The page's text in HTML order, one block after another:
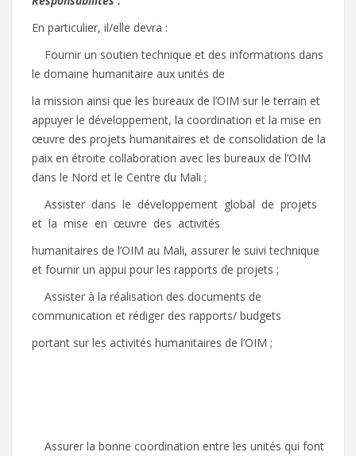
En particulier, il/elle devra :
 Fournir un soutien technique et des informations dans
le domaine humanitaire aux unités de
la mission ainsi que les bureaux de l’OIM sur le terrain et
appuyer le développement, la coordination et la mise en
œuvre des projets humanitaires et de consolidation de la
paix en étroite collaboration avec les bureaux de l’OIM
dans le Nord et le Centre du Mali ;
 Assister dans le développement global de projets
et la mise en œuvre des activités
humanitaires de l’OIM au Mali, assurer le suivi technique
et fournir un appui pour les rapports de projets ;
 Assister à la réalisation des documents de
communication et rédiger des rapports/ budgets
portant sur les activités humanitaires de l’OIM ;
 Assurer la bonne coordination entre les unités qui font